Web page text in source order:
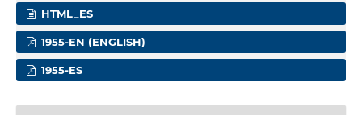
HTML_ES
1955-EN (ENGLISH)
1955-ES